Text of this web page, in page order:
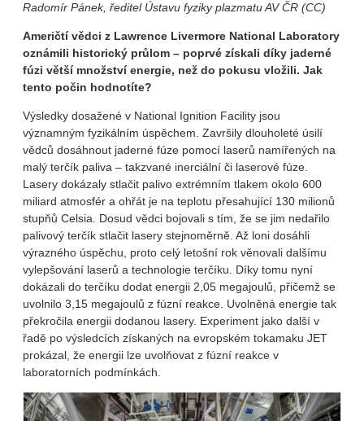
Radomír Pánek, ředitel Ústavu fyziky plazmatu AV ČR (CC)
Američtí vědci z Lawrence Livermore National Laboratory
oznámili historický průlom – poprvé získali díky jaderné
fúzi větší množství energie, než do pokusu vložili. Jak
tento počin hodnotíte?
Výsledky dosažené v National Ignition Facility jsou
významným fyzikálním úspěchem. Završily dlouholeté úsilí
vědců dosáhnout jaderné fúze pomocí laserů namířených na
malý terčík paliva – takzvané inerciální či laserové fúze.
Lasery dokázaly stlačit palivo extrémním tlakem okolo 600
miliard atmosfér a ohřát je na teplotu přesahující 130 milionů
stupňů Celsia. Dosud vědci bojovali s tím, že se jim nedařilo
palivový terčík stlačit lasery stejnoměrně. Až loni dosáhli
výrazného úspěchu, proto celý letošní rok věnovali dalšímu
vylepšování laserů a technologie terčíku. Díky tomu nyní
dokázali do terčíku dodat energii 2,05 megajoulů, přičemž se
uvolnilo 3,15 megajoulů z fúzní reakce. Uvolněná energie tak
překročila energii dodanou lasery. Experiment jako další v
řadě po výsledcích získaných na evropském tokamaku JET
prokázal, že energii lze uvolňovat z fúzní reakce v
laboratorních podmínkách.